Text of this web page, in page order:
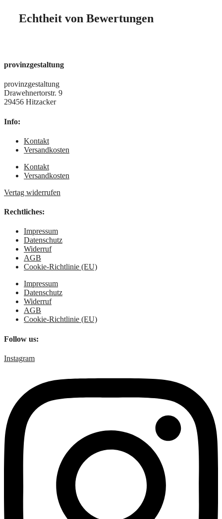
Echtheit von Bewertungen
provinzgestaltung
provinzgestaltung
Drawehnertorstr. 9
29456 Hitzacker
Info:
Kontakt
Versandkosten
Kontakt
Versandkosten
Vertag widerrufen
Rechtliches:
Impressum
Datenschutz
Widerruf
AGB
Cookie-Richtlinie (EU)
Impressum
Datenschutz
Widerruf
AGB
Cookie-Richtlinie (EU)
Follow us:
Instagram